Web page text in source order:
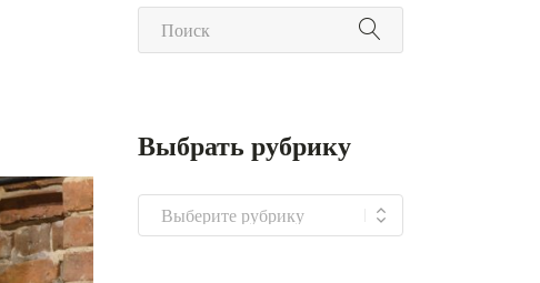
Выбрать рубрику
Выбрать
рубрику